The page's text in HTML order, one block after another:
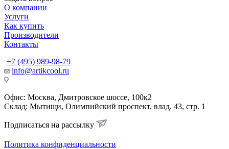
О компании
Услуги
Как купить
Производители
Контакты
+7 (495) 989-98-79
info@artikcool.ru
Офис: Москва, Дмитровское шоссе, 100к2
Склад: Мытищи, Олимпийский проспект, влад. 43, стр. 1
Подписаться на рассылку
Политика конфиденциальности